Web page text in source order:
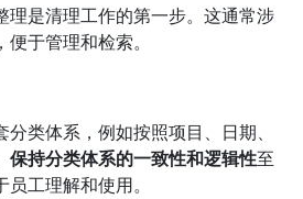
理是清理工作的第一步。这通常涉
于管理和检索。
类体系，例如按照项目、日期、
保持分类体系的一致性和逻辑性至
工理解和使用。